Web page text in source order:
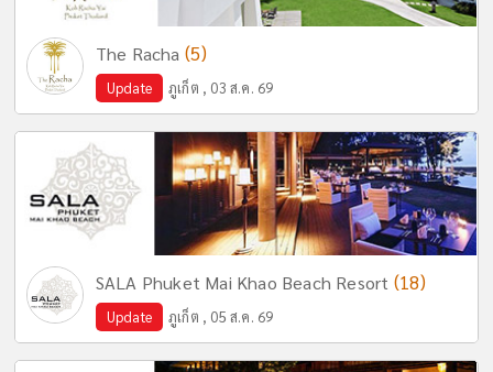
The Racha (5)
Update ภูเก็ต , 03 ส.ค. 69
SALA Phuket Mai Khao Beach Resort (18)
Update ภูเก็ต , 05 ส.ค. 69